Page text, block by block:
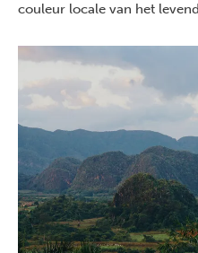
couleur locale van het